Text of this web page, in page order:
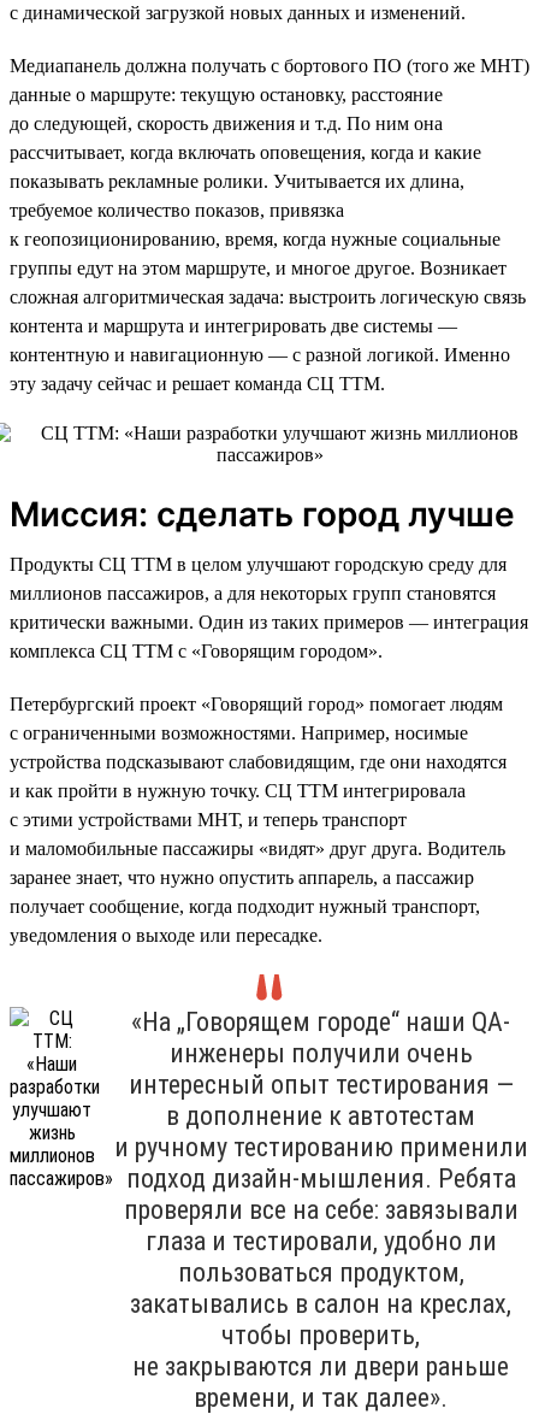
с динамической загрузкой новых данных и изменений.
Медиапанель должна получать с бортового ПО (того же МНТ)
данные о маршруте: текущую остановку, расстояние
до следующей, скорость движения и т.д. По ним она
рассчитывает, когда включать оповещения, когда и какие
показывать рекламные ролики. Учитывается их длина,
требуемое количество показов, привязка
к геопозиционированию, время, когда нужные социальные
группы едут на этом маршруте, и многое другое. Возникает
сложная алгоритмическая задача: выстроить логическую связь
контента и маршрута и интегрировать две системы —
контентную и навигационную — с разной логикой. Именно
эту задачу сейчас и решает команда СЦ ТТМ.
Миссия: сделать город лучше
Продукты СЦ ТТМ в целом улучшают городскую среду для
миллионов пассажиров, а для некоторых групп становятся
критически важными. Один из таких примеров — интеграция
комплекса СЦ ТТМ с «Говорящим городом».
Петербургский проект «Говорящий город» помогает людям
с ограниченными возможностями. Например, носимые
устройства подсказывают слабовидящим, где они находятся
и как пройти в нужную точку. СЦ ТТМ интегрировала
с этими устройствами МНТ, и теперь транспорт
и маломобильные пассажиры «видят» друг друга. Водитель
заранее знает, что нужно опустить аппарель, а пассажир
получает сообщение, когда подходит нужный транспорт,
уведомления о выходе или пересадке.
«На „Говорящем городе“ наши QA-
инженеры получили очень
интересный опыт тестирования —
в дополнение к автотестам
и ручному тестированию применили
подход дизайн-мышления. Ребята
проверяли все на себе: завязывали
глаза и тестировали, удобно ли
пользоваться продуктом,
закатывались в салон на креслах,
чтобы проверить,
не закрываются ли двери раньше
времени, и так далее».